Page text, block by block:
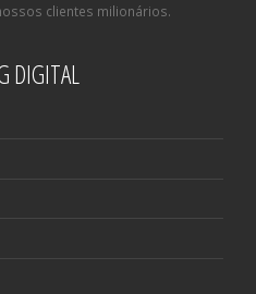
clientes milionários.
DIGITAL